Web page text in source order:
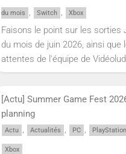
du mois , Switch , Xbox
Faisons le point sur les sorties
du mois de juin 2026, ainsi que
attentes de l'équipe de
[Actu] Summer Game Fest
planning
Actu , Actualités , PC , PlayStation
Xbox